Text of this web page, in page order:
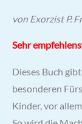
von Exorzist P.
Sehr
Dieses Buch
besonderen
Kinder, vor